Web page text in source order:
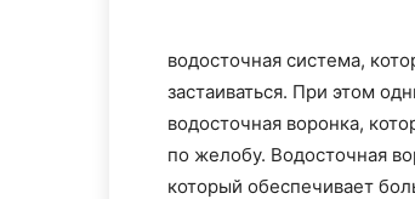
водосточная система,
застаиваться. При этом
водосточная воронка,
по желобу. Водосточная
который обеспечивает